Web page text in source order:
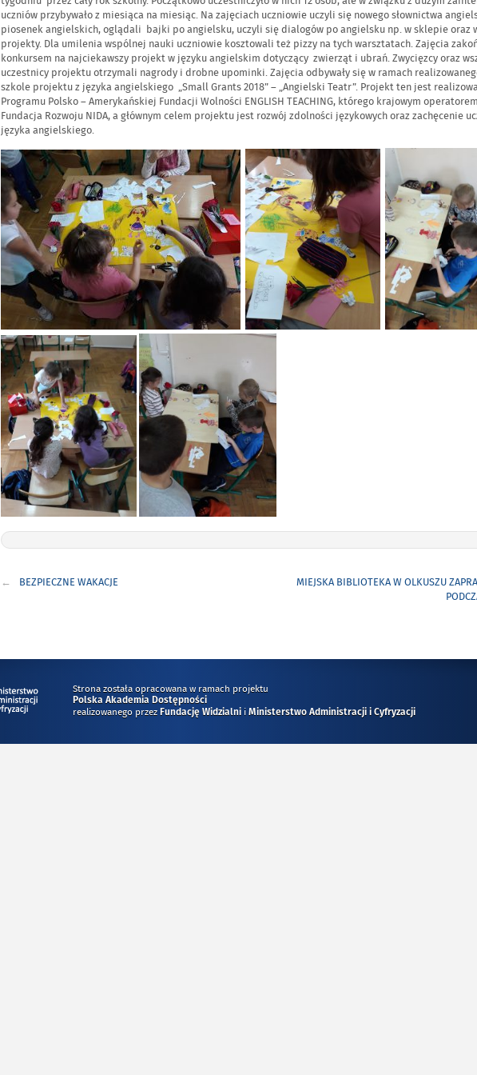
dniu
uczniów przybywało z miesiąca na miesiąc. Na zajęciach uczniowie uczyli się nowego słownictwa
piosenek angielskich, oglądali bajki po angielsku, uczyli się dialogów po angielsku np. w sklepie oraz
projekty. Dla umilenia wspólnej nauki uczniowie kosztowali też pizzy na tych warsztatach. Zajęcia
konkursem na najciekawszy projekt w języku angielskim dotyczący zwierząt i ubrań. Zwycięzcy oraz
uczestnicy projektu otrzymali nagrody i drobne upominki. Zajęcia odbywały się w ramach
szkole projektu z języka angielskiego „Small Grants 2018” – „Angielski Teatr”. Projekt ten jest
Programu Polsko – Amerykańskiej Fundacji Wolności ENGLISH TEACHING, którego krajowym
Fundacja Rozwoju NIDA, a głównym celem projektu jest rozwój zdolności językowych oraz zachęcenie
języka angielskiego.
wpisuBEZPIECZNE WAKACJE
MIEJSKA BIBLIOTEKA W OLKUSZU
Strona została opracowana w ramach projektu
Polska Akademia Dostępności
realizowanego przez Fundację Widzialni i Ministerstwo Administracji i Cyfryzacji